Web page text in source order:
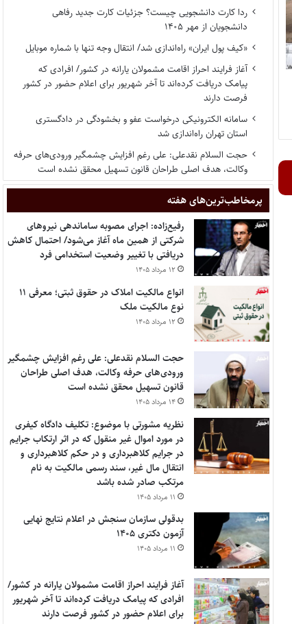
ردا کارت دانشجویی چیست؟ جزئیات کارت جدید رفاهی
دانشجویان از مهر ۱۴۰۵
«کیف پول ایران» راه‌اندازی شد/ انتقال وجه تنها با شماره موبایل
آغاز فرایند احراز اقامت مشمولان یارانه در کشور/ افرادی که
پیامک دریافت کرده‌اند تا آخر شهریور برای اعلام حضور در کشور
فرصت دارند
سامانه الکترونیکی درخواست عفو و بخشودگی در دادگستری
استان تهران راه‌اندازی شد
حجت السلام نقدعلی: علی رغم افزایش چشمگیر ورودی‌های حرفه
وکالت، هدف اصلی طراحان قانون تسهیل محقق نشده است
پر‌مخاطب‌ترین‌های هفته
رفیع‌زاده: اجرای مصوبه ساماندهی نیروهای
شرکتی از همین ماه آغاز می‌شود/ احتمال کاهش
دریافتی با تغییر وضعیت استخدامی فرد
۱۲ مرداد ۱۴۰۵
انواع مالکیت املاک در حقوق ثبتی؛ معرفی ۱۱
نوع مالکیت ملک
۱۲ مرداد ۱۴۰۵
حجت السلام نقدعلی: علی رغم افزایش چشمگیر
ورودی‌های حرفه وکالت، هدف اصلی طراحان
قانون تسهیل محقق نشده است
۱۴ مرداد ۱۴۰۵
نظریه مشورتی با موضوع: تکلیف دادگاه کیفری
در مورد اموال غیر منقول که در اثر ارتکاب جرایم
در جرایم کلاهبرداری و در حکم کلاهبرداری و
انتقال مال غیر، سند رسمی مالکیت به نام
مرتکب صادر شده باشد
۱۱ مرداد ۱۴۰۵
بدقولی سازمان سنجش در اعلام نتایج نهایی
آزمون دکتری ۱۴۰۵
۱۱ مرداد ۱۴۰۵
آغاز فرایند احراز اقامت مشمولان یارانه در کشور/
افرادی که پیامک دریافت کرده‌اند تا آخر شهریور
برای اعلام حضور در کشور فرصت دارند